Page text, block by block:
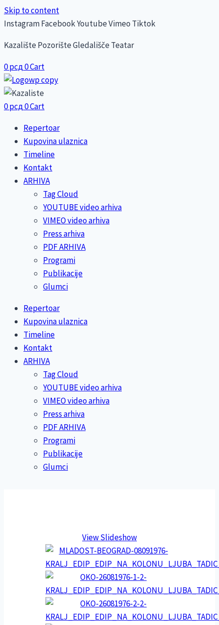
Skip to content
InstagramFacebookYoutubeVimeo Tiktok
Kazalište Pozorište Gledališče Teatar
0рсд0Cart
0рсд0Cart
Repertoar
Kupovina ulaznica
Timeline
Kontakt
ARHIVA
Tag Cloud
YOUTUBE video arhiva
VIMEO video arhiva
Press arhiva
PDF ARHIVA
Programi
Publikacije
Glumci
Repertoar
Kupovina ulaznica
Timeline
Kontakt
ARHIVA
Tag Cloud
YOUTUBE video arhiva
VIMEO video arhiva
Press arhiva
PDF ARHIVA
Programi
Publikacije
Glumci
View Slideshow